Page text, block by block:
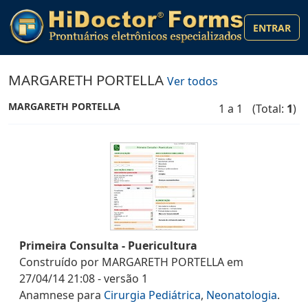
ENTRAR
MARGARETH PORTELLA Ver todos
MARGARETH PORTELLA 1 a 1 (Total: 1)
Primeira Consulta - Puericultura
Construído por MARGARETH PORTELLA em
27/04/14 21:08- versão 1
Anamnese para Cirurgia Pediátrica, Neonatologia.